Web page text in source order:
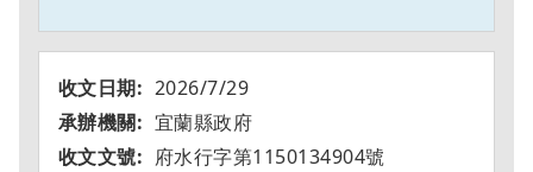
2026/7/29
宜蘭縣政府
府水行字第1150134904號